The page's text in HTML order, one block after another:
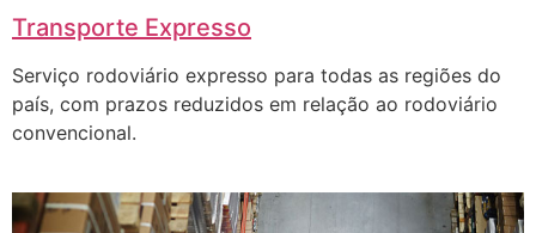
Transporte Expresso
Serviço rodoviário expresso para todas as regiões do
país, com prazos reduzidos em relação ao rodoviário
convencional.